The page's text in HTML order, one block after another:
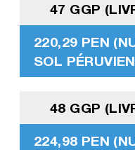
47 GGP
220,29 PEN
SOL
48 GGP
224,98 PEN